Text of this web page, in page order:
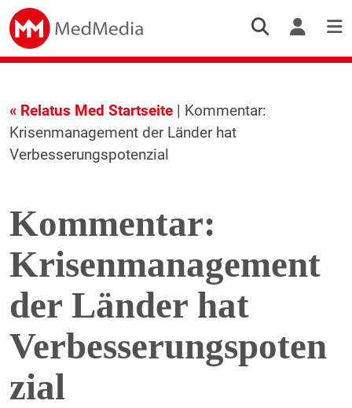
« Relatus Med Startseite| Kommentar:
Krisenmanagement der Länder hat
Verbesserungspotenzial
Kommentar:
Krisenmanagement
der Länder hat
Verbesserungspoten
zial